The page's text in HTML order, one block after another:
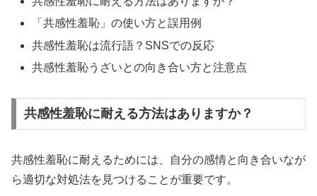
「共感性羞恥」の使い方と誤用例
共感性羞恥は流行語？SNSでの反応
共感性羞恥うざいとの向き合い方と注意点
共感性羞恥に耐える方法はありますか？
共感性羞恥に耐えるためには、自分の感情と向き合いなが
ら適切な対処法を見つけることが重要です。